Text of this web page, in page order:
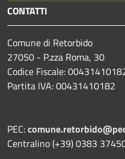
CONTATTI
Comune di Retorbido
27050 - P.zza Roma, 30
Codice Fiscale:
Partita IVA: 00431410182
PEC:
Centralino (+39) 0383